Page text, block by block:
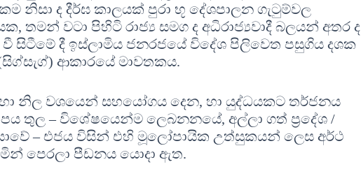
නිසා ද දීර්ඝ කාලයක් පුරා භූ දේශපාලන ගැටුම්වල
තමන් වටා පිහිටි රාජ්‍ය සමග ද අධිරාජ්‍යවාදී බලයන් අතර ද
සිටීමේ දී ඉස්ලාමිය ජනරජයේ විදේශ පිලිවෙත පසුගිය දශක
ආකාරයේ මාවතකය.
නිල වශයෙන් සහයෝගය දෙන, හා යුද්ධයකට තර්ජනය
තුල – විශේෂයෙන්ම ලෙබනනයේ, අල්ලා ගත් ප‍්‍රදේශ /
– එජය විසින් එහි මූලෝපායික උත්සුකයන් ලෙස අර්ථ
පෙරලා පීඩනය යොදා ඇත.